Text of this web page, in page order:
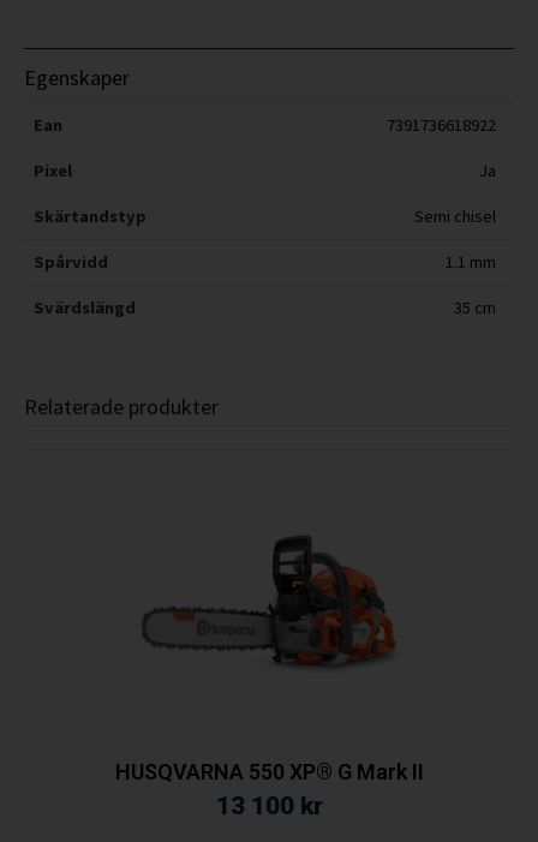
Egenskaper
Ean 7391736618922
Pixel Ja
Skärtandstyp Semi chisel
Spårvidd 1.1 mm
Svärdslängd 35 cm
Relaterade produkter
HUSQVARNA 550 XP® G Mark II
13 100 kr